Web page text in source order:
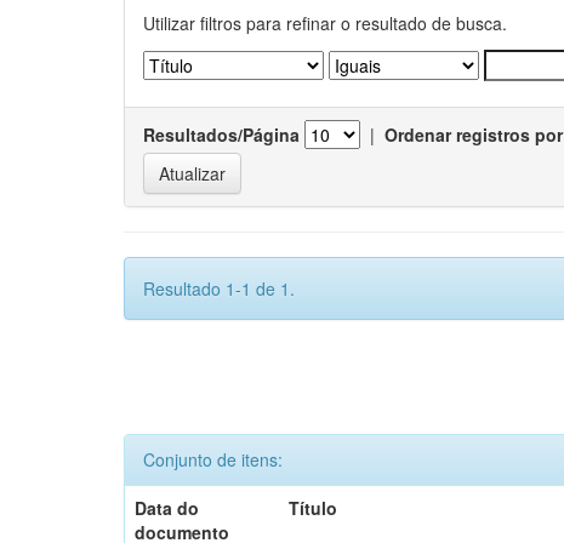
Utilizar filtros para refinar o resultado de busca.
Resultados/Página | Ordenar registros por
Resultado 1-1 de 1.
Conjunto de itens:
Data do
documento
Título